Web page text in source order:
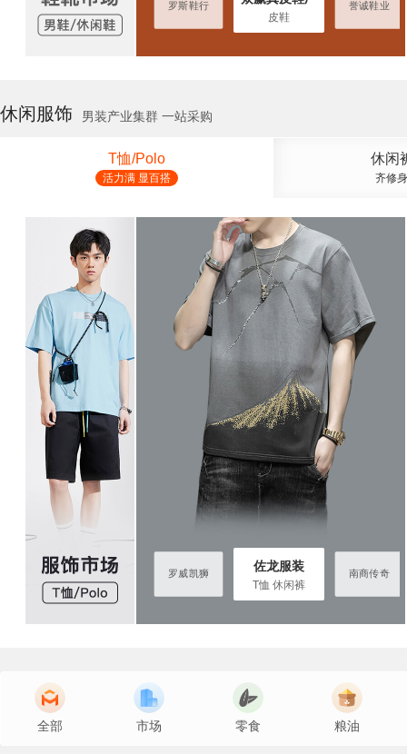
真皮鞋厂 誉诚鞋业 罗斯鞋行
皮鞋
誉诚鞋业
休闲服饰 男装产业集群 一站采购
T恤/Polo
活力满 显百搭
休闲
齐修
南商传奇 罗威凯狮
佐龙服装
T恤 休闲裤
南商传奇
全部 市场 零食 粮油